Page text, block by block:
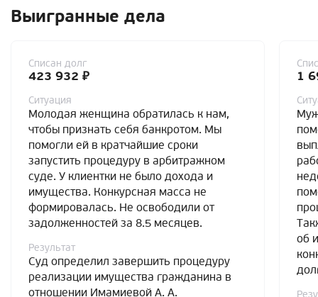
Выигранные дела
Списан долг
423 932 ₽
Ситуация
Молодая женщина обратилась к нам,
чтобы признать себя банкротом. Мы
помогли ей в кратчайшие сроки
запустить процедуру в арбитражном
суде. У клиентки не было дохода и
имущества. Конкурсная масса не
формировалась. Не освободили от
задолженностей за 8.5 месяцев.
Результат
Суд определил завершить процедуру
реализации имущества гражданина в
отношении Имамиевой А. А.
1
об